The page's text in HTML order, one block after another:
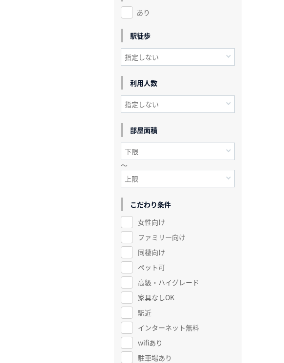
あり
駅徒歩
利用人数
部屋面積
～
こだわり条件
女性向け
ファミリー向け
同棲向け
ペット可
高級・ハイグレード
家具なしOK
駅近
インターネット無料
wifiあり
駐車場あり